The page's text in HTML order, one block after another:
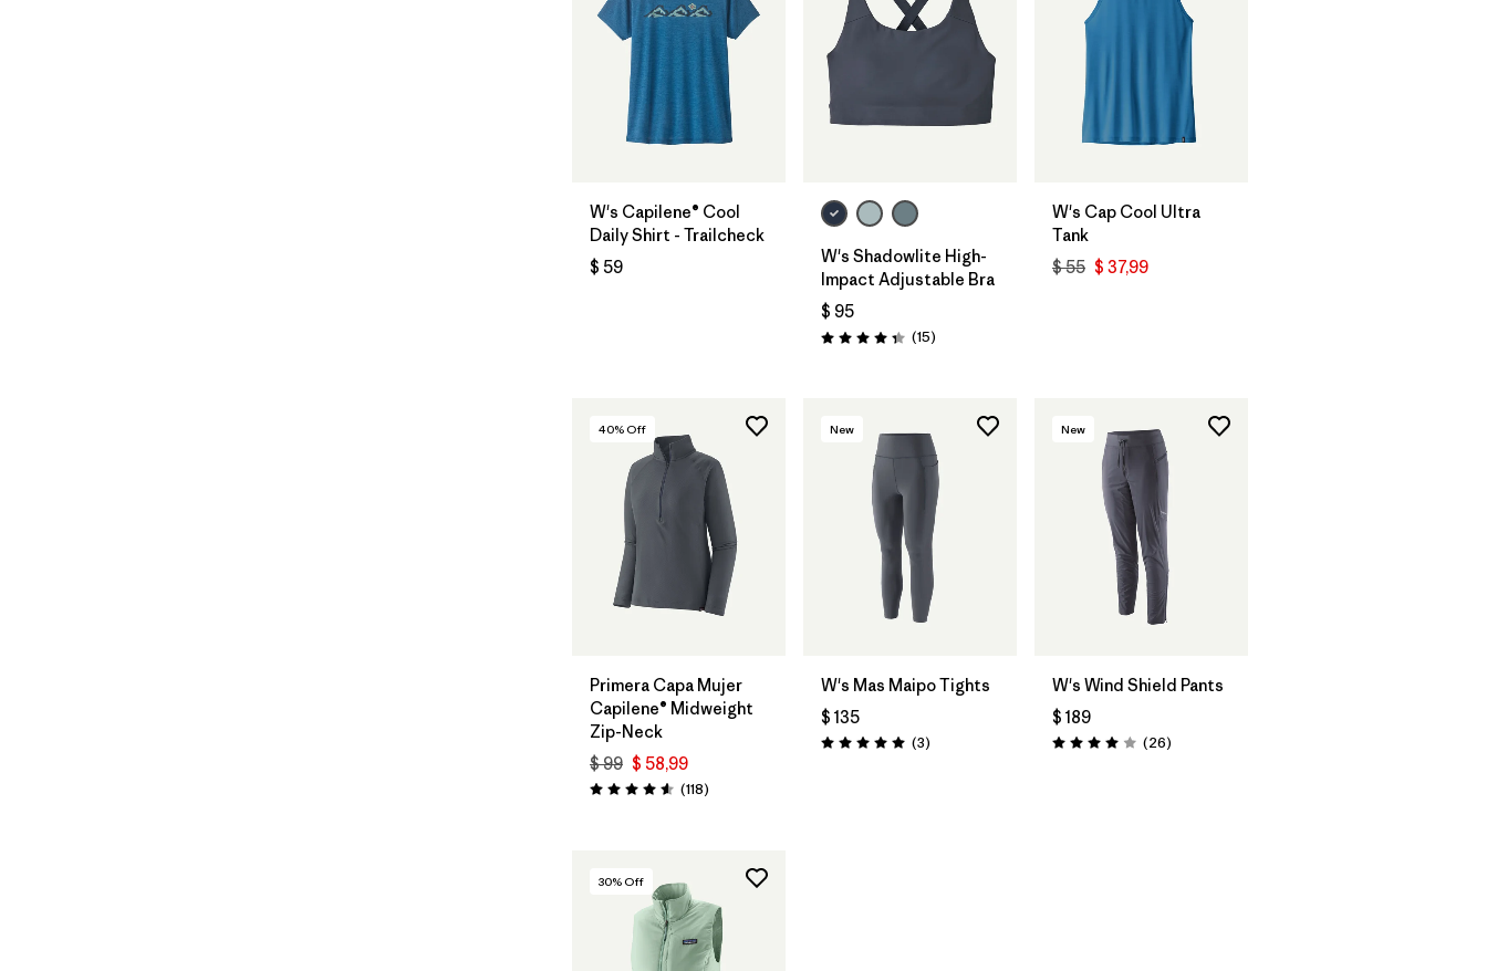
W's Capilene® Cool
Daily Shirt - Trailcheck
$ 59
W's Shadowlite High-
Impact Adjustable Bra
$ 95
Valoración: 4.3 / 5
(15Comentarios
)
W's Cap Cool Ultra
Tank
$ 55 $ 37,99
40% Off
Primera Capa Mujer
Capilene® Midweight
Zip-Neck
$ 99 $ 58,99
Valoración: 4.6 / 5
(118Comentarios
)
New
W's Mas Maipo Tights
$ 135
Valoración: 5.0 / 5
(3Comentarios
)
New
W's Wind Shield Pants
$ 189
Valoración: 4.0 / 5
(26Comentarios
)
30% Off